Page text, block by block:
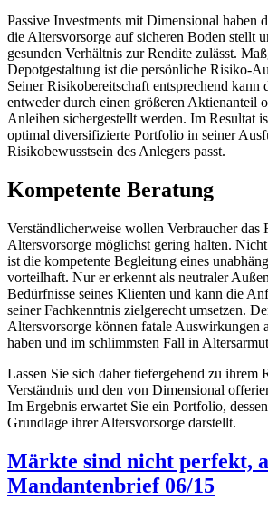
Passive Investments mit Dimensional haben
die Altersvorsorge auf sicheren Boden stellt
gesunden Verhältnis zur Rendite zulässt.
Depotgestaltung ist die persönliche Risiko-
Seiner Risikobereitschaft entsprechend kann
entweder durch einen größeren Aktienanteil
Anleihen sichergestellt werden. Im Resultat
optimal diversifizierte Portfolio in seiner
Risikobewusstsein des Anlegers passt.
Kompetente Beratung
Verständlicherweise wollen Verbraucher das
Altersvorsorge möglichst gering halten.
ist die kompetente Begleitung eines
vorteilhaft. Nur er erkennt als neutraler
Bedürfnisse seines Klienten und kann die
seiner Fachkenntnis zielgerecht umsetzen.
Altersvorsorge können fatale Auswirkungen
haben und im schlimmsten Fall in
Lassen Sie sich daher tiefergehend zu ihrem
Verständnis und den von Dimensional
Im Ergebnis erwartet Sie ein Portfolio,
Grundlage ihrer Altersvorsorge darstellt.
Märkte sind nicht perfekt,
Mandantenbrief 06/15